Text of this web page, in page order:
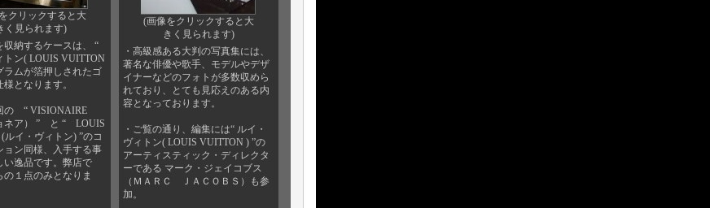
クリックすると大
く見られます)
収納するケースは、 “
トン( LOUIS VUITTON
ラムが箔押しされたゴ
となります。
の “ VISIONAIRE
ネア） ” と “ LOUIS
ルイ・ヴィトン) ”のコ
ョン同様、入手する事
い逸品です。弊店で
の１点のみとなりま
(画像をクリックすると大
きく見られます)
・高級感ある大判の写真集には、
著名な俳優や歌手、モデルやデザ
イナーなどのフォトが多数収めら
れており、とても見応えのある内
容となっております。
・ご覧の通り、編集には“ ルイ・
ヴィトン( LOUIS VUITTON ) ”の
アーティスティック・ディレクタ
ーである マーク・ジェイコブス
（ＭＡＲＣ ＪＡＣＯＢＳ）も参
加。